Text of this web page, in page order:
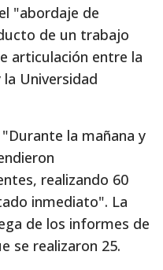
"abordaje de
de un trabajo
articulación entre la
Universidad
la mañana y
realizando 60
inmediato". La
de los informes de
se realizaron 25.